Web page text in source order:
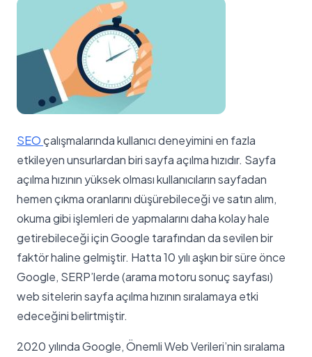
SEOçalışmalarında kullanıcı deneyimini en fazla
etkileyen unsurlardan biri sayfa açılma hızıdır. Sayfa
açılma hızının yüksek olması kullanıcıların sayfadan
hemen çıkma oranlarını düşürebileceği ve satın alım,
okuma gibi işlemleri de yapmalarını daha kolay hale
getirebileceği için Google tarafından da sevilen bir
faktör haline gelmiştir. Hatta 10 yılı aşkın bir süre önce
Google, SERP’lerde (arama motoru sonuç sayfası)
web sitelerin sayfa açılma hızının sıralamaya etki
edeceğini belirtmiştir.
2020 yılında Google, Önemli Web Verileri’nin sıralama